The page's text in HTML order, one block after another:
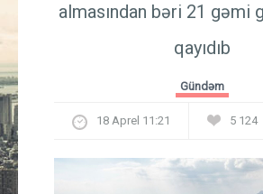
almasından bəri 21 gəmi
qayıdıb
Gündəm
18 Aprel 11:21 5 124